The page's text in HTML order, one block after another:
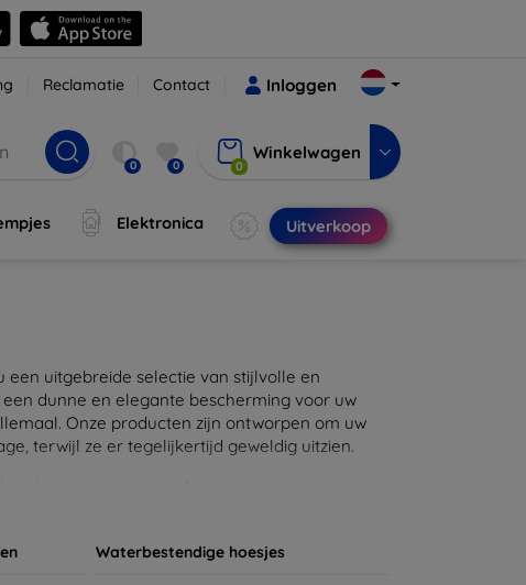
Reclamatie Contact Inloggen
0 0 0
Winkelwagen
Elektronica Uitverkoop
een uitgebreide selectie van stijlvolle en
dunne en elegante bescherming voor uw
Onze producten zijn ontworpen om uw
terwijl ze er tegelijkertijd geweldig uitzien.
te kijken voor een complete bescherming
het verdient!
Waterbestendige hoesjes